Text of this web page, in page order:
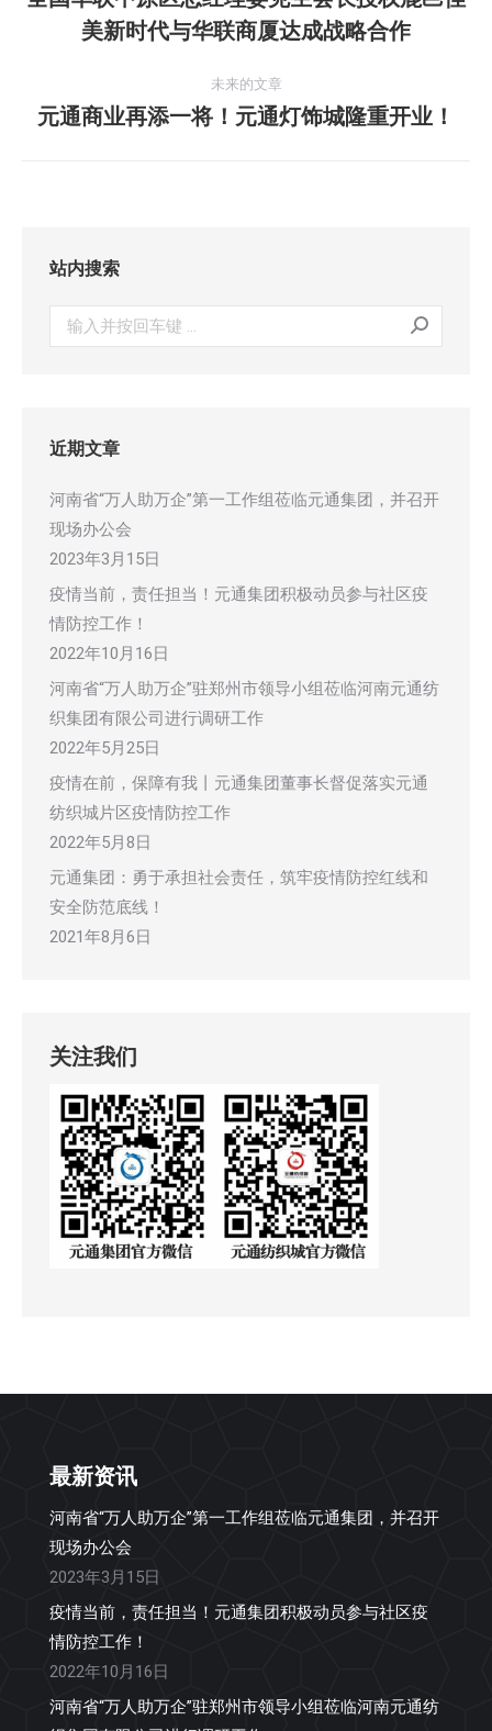
航
历
史
文
章：
美新时代与华联商厦达成战略合作
未来的文章
未
元通商业再添一将！元通灯饰城隆重开业！
站内搜索
索：
近期文章
河南省“万人助万企”第一工作组莅临元通集团，并召开
现场办公会
2023年3月15日
疫情当前，责任担当！元通集团积极动员参与社区疫
情防控工作！
2022年10月16日
河南省“万人助万企”驻郑州市领导小组莅临河南元通纺
织集团有限公司进行调研工作
2022年5月25日
疫情在前，保障有我丨元通集团董事长督促落实元通
纺织城片区疫情防控工作
2022年5月8日
元通集团：勇于承担社会责任，筑牢疫情防控红线和
安全防范底线！
2021年8月6日
关注我们
最新资讯
河南省“万人助万企”第一工作组莅临元通集团，并召开
现场办公会
2023年3月15日
疫情当前，责任担当！元通集团积极动员参与社区疫
情防控工作！
2022年10月16日
河南省“万人助万企”驻郑州市领导小组莅临河南元通纺